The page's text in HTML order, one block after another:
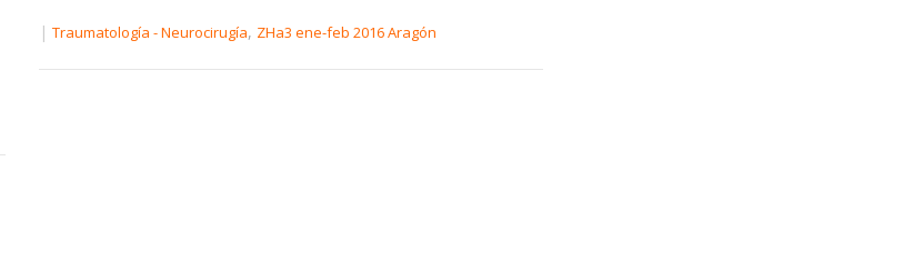
| Traumatología - Neurocirugía, ZHa3 ene-feb 2016 Aragón